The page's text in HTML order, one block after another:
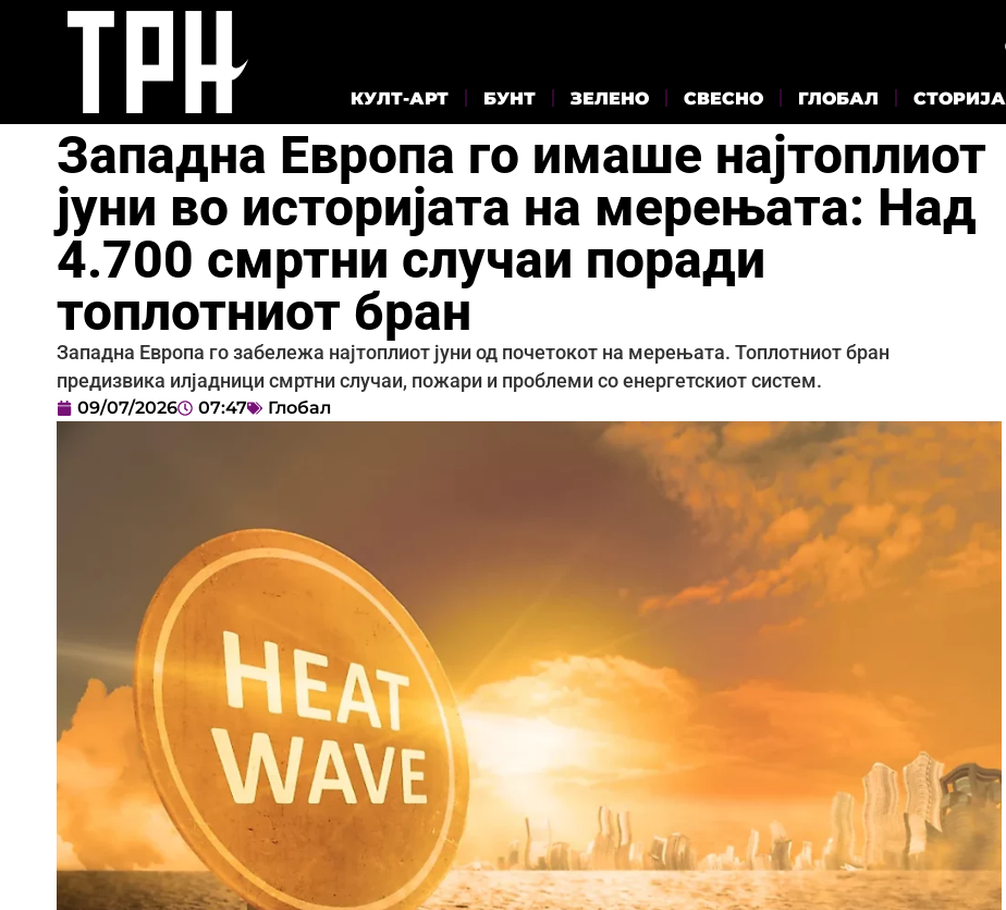
КУЛТ-АРТ БУНТ ЗЕЛЕНО СВЕСНО ГЛОБАЛ СТОРИЈА
Западна Европа го имаше најтоплиот
јуни во историјата на мерењата: Над
4.700 смртни случаи поради
топлотниот бран
Западна Европа го забележа најтоплиот јуни од почетокот на мерењата. Топлотниот бран
предизвика илјадници смртни случаи, пожари и проблеми со енергетскиот систем.
09/07/2026 07:47 Глобал